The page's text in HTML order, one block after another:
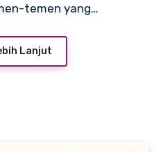
temen yang…
Lanjut